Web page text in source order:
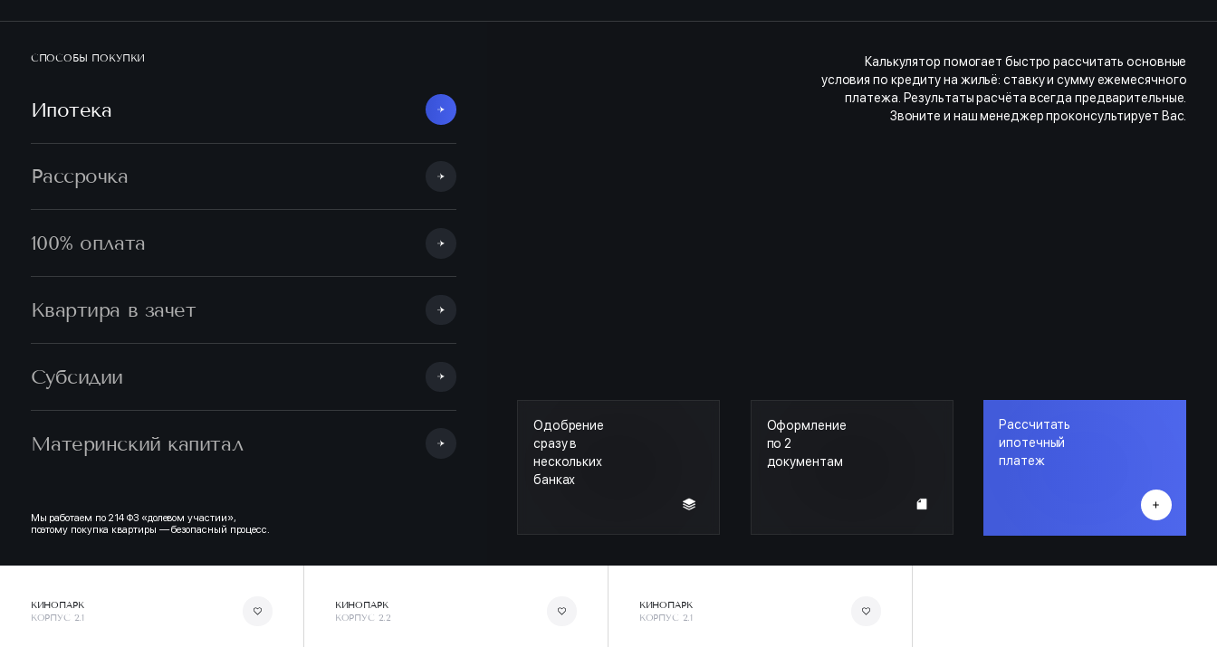
СПОСОБЫ ПОКУПКИ
Ипотека
Рассрочка
100% оплата
Квартира в зачет
Субсидии
Материнский капитал
Мы работаем по 214 ФЗ «долевом участии»,
поэтому покупка квартиры — безопасный процесс.
Калькулятор помогает быстро рассчитать основные
условия по кредиту на жильё: ставку и сумму ежемесячного
платежа. Результаты расчёта всегда предварительные.
Звоните и наш менеджер проконсультирует Вас.
Одобрение
сразу в
нескольких
банках
Оформление
по 2
документам
Рассчитать
ипотечный
платеж
КИНОПАРК
КОРПУС 2.1
КИНОПАРК
КОРПУС 2.2
КИНОПАРК
КОРПУС 2.1